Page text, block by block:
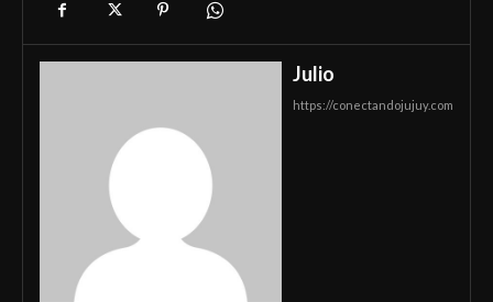
Julio
https://conectandojujuy.com